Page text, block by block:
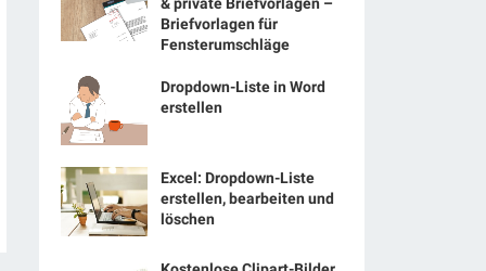
Briefvorlagen für
Fensterumschläge
Dropdown-Liste in Word
erstellen
Excel: Dropdown-Liste
erstellen, bearbeiten und
löschen